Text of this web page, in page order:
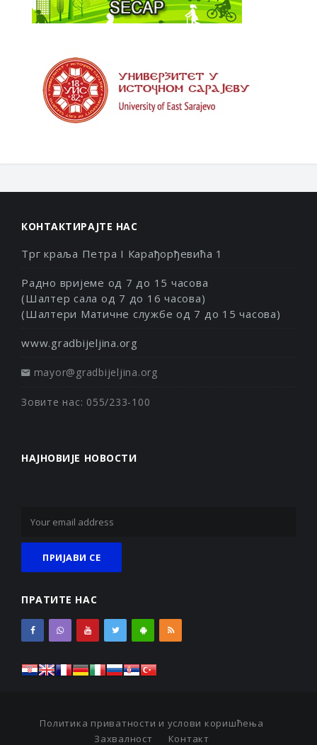
КОНТАКТИРАЈТЕ НАС
Трг краља Петра I Карађорђевића 1
Радно вријеме од 7 до 15 часова
(Шалтер сала од 7 до 16 часова)
(Шалтери Матичне службе од 7 до 15 часова)
www.gradbijeljina.org
mayor@gradbijeljina.org
Зовите нас: 055/233-100
НАЈНОВИЈЕ НОВОСТИ
ПРАТИТЕ НАС
Политика приватности и услови коришћења
Захвалност
Контакт